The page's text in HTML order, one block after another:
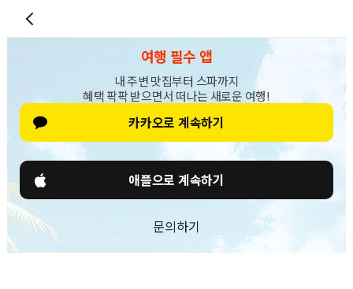
여행 필수 앱
내 주변 맛집부터 스파까지
혜택 팍팍 받으면서 떠나는 새로운 여행!
카카오로 계속하기
애플으로 계속하기
문의하기